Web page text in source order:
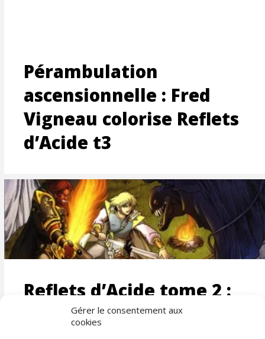
Gérer le consentement aux
cookies
Pérambulation
ascensionnelle : Fred
Vigneau colorise Reflets
d’Acide t3
Reflets d’Acide tome 2 :
une colorisation MAKMA